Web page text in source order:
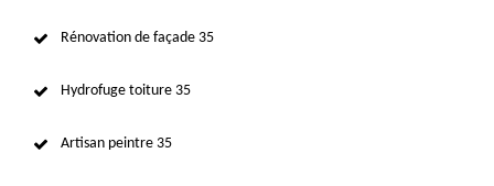
Rénovation de façade 35
Hydrofuge toiture 35
Artisan peintre 35